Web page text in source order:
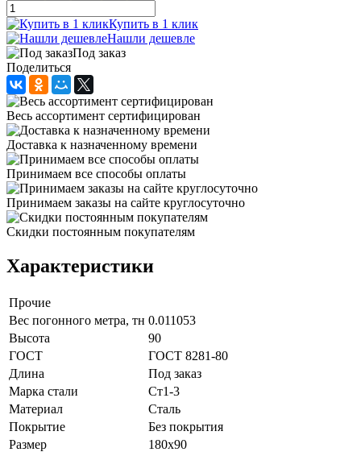
Купить в 1 клик
Нашли дешевле
Под заказ
Поделиться
Весь ассортимент сертифицирован
Доставка к назначенному времени
Принимаем все способы оплаты
Принимаем заказы на сайте круглосуточно
Скидки постоянным покупателям
Характеристики
Прочие
Вес погонного метра, тн 0.011053
Высота
90
ГОСТ
ГОСТ 8281-80
Длина
Под заказ
Марка стали
Ст1-3
Материал
Сталь
Покрытие
Без покрытия
Размер
180х90